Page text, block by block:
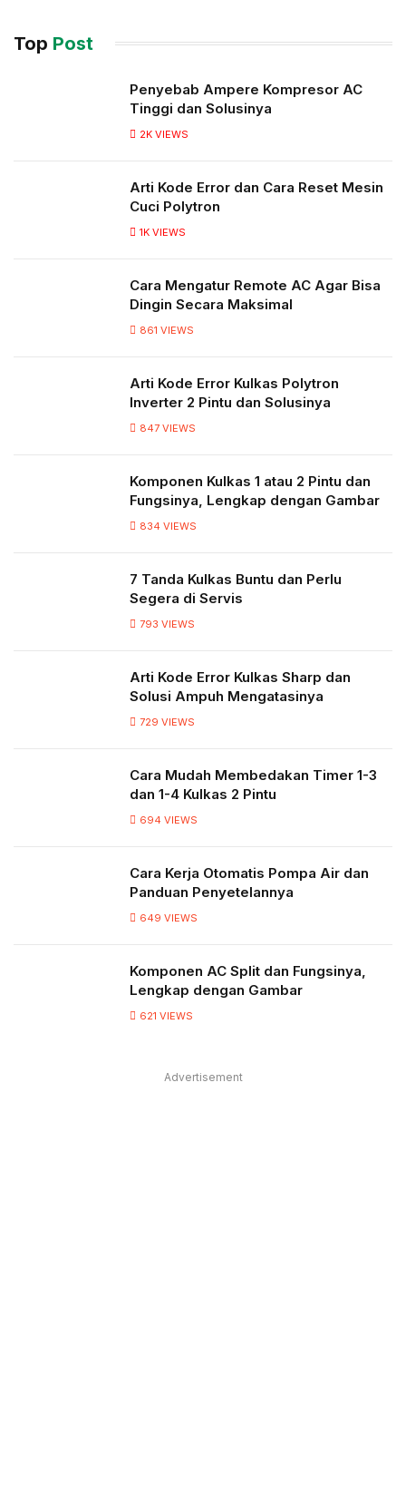
Top Post
Penyebab Ampere Kompresor AC
Tinggi dan Solusinya
2K VIEWS
Arti Kode Error dan Cara Reset Mesin
Cuci Polytron
1K VIEWS
Cara Mengatur Remote AC Agar Bisa
Dingin Secara Maksimal
861 VIEWS
Arti Kode Error Kulkas Polytron
Inverter 2 Pintu dan Solusinya
847 VIEWS
Komponen Kulkas 1 atau 2 Pintu dan
Fungsinya, Lengkap dengan Gambar
834 VIEWS
7 Tanda Kulkas Buntu dan Perlu
Segera di Servis
793 VIEWS
Arti Kode Error Kulkas Sharp dan
Solusi Ampuh Mengatasinya
729 VIEWS
Cara Mudah Membedakan Timer 1-3
dan 1-4 Kulkas 2 Pintu
694 VIEWS
Cara Kerja Otomatis Pompa Air dan
Panduan Penyetelannya
649 VIEWS
Komponen AC Split dan Fungsinya,
Lengkap dengan Gambar
621 VIEWS
Advertisement